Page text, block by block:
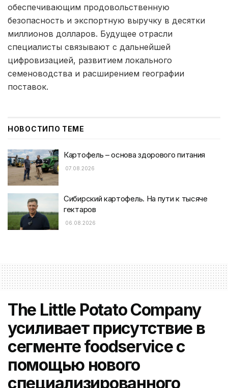
обеспечивающим продовольственную
безопасность и экспортную выручку в десятки
миллионов долларов. Будущее отрасли
специалисты связывают с дальнейшей
цифровизацией, развитием локального
семеноводства и расширением географии
поставок.
НОВОСТИПО ТЕМЕ
Картофель – основа здорового питания
07.08.2026
Сибирский картофель. На пути к тысяче
гектаров
06.08.2026
The Little Potato Company
усиливает присутствие в
сегменте foodservice с
помощью нового
специализированного